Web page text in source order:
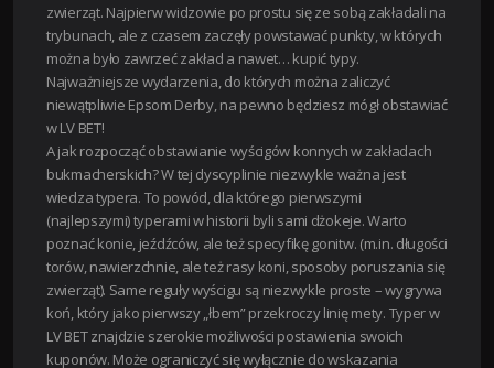
zwierząt. Najpierw widzowie po prostu się ze sobą zakładali na
trybunach, ale z czasem zaczęły powstawać punkty, w których
można było zawrzeć zakład a nawet… kupić typy.
Najważniejsze wydarzenia, do których można zaliczyć
niewątpliwie Epsom Derby, na pewno będziesz mógł obstawiać
w LV BET!
A jak rozpocząć obstawianie wyścigów konnych w zakładach
bukmacherskich? W tej dyscyplinie niezwykle ważna jest
wiedza typera. To powód, dla którego pierwszymi
(najlepszymi) typerami w historii byli sami dżokeje. Warto
poznać konie, jeźdźców, ale też specyfikę gonitw. (m.in. długości
torów, nawierzchnie, ale też rasy koni, sposoby poruszania się
zwierząt). Same reguły wyścigu są niezwykle proste – wygrywa
koń, który jako pierwszy „łbem” przekroczy linię mety. Typer w
LV BET znajdzie szerokie możliwości postawienia swoich
kuponów. Może ograniczyć się wyłącznie do wskazania